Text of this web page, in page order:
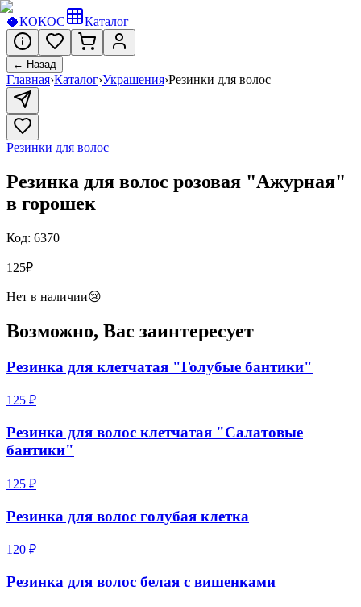
🥥КОКОС Каталог
← Назад
Главная›Каталог›Украшения›Резинки для волос
Резинки для волос
Резинка для волос розовая "Ажурная"
в горошек
Код: 6370
125₽
Нет в наличии😢
Возможно, Вас заинтересует
Резинка для клетчатая "Голубые бантики"
125 ₽
Резинка для волос клетчатая "Салатовые
бантики"
125 ₽
Резинка для волос голубая клетка
120 ₽
Резинка для волос белая с вишенками